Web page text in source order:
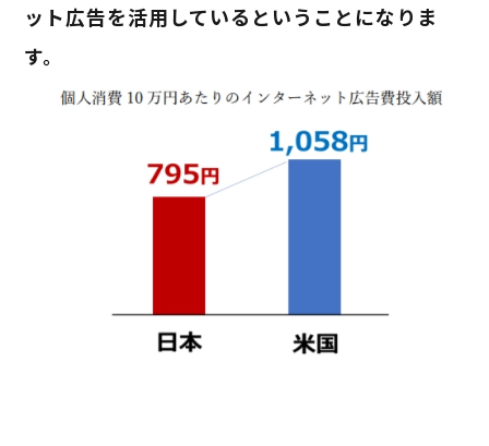
ット広告を活用しているということになりま
す。